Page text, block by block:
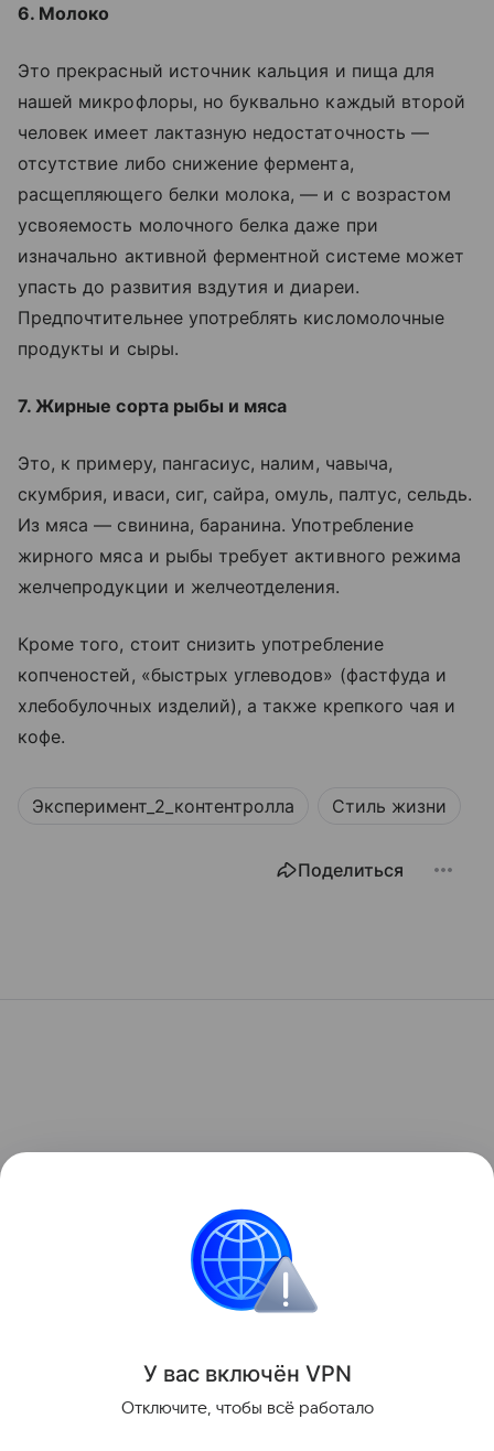
6. Молоко
Это прекрасный источник кальция и пища для
нашей микрофлоры, но буквально каждый второй
человек имеет лактазную недостаточность —
отсутствие либо снижение фермента,
расщепляющего белки молока, — и с возрастом
усвояемость молочного белка даже при
изначально активной ферментной системе может
упасть до развития вздутия и диареи.
Предпочтительнее употреблять кисломолочные
продукты и сыры.
7. Жирные сорта рыбы и мяса
Это, к примеру, пангасиус, налим, чавыча,
скумбрия, иваси, сиг, сайра, омуль, палтус, сельдь.
Из мяса — свинина, баранина. Употребление
жирного мяса и рыбы требует активного режима
желчепродукции и желчеотделения.
Кроме того, стоит снизить употребление
копченостей, «быстрых углеводов» (фастфуда и
хлебобулочных изделий), а также крепкого чая и
кофе.
Эксперимент_2_контентролла Стиль жизни
Поделиться
У вас включён VPN
Отключите, чтобы всё работало